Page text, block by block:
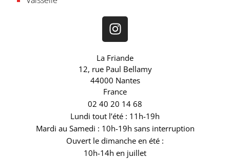
La Friande
12, rue Paul Bellamy
44000 Nantes
France
02 40 20 14 68
Lundi tout l’été : 11h-19h
Mardi au Samedi : 10h-19h sans interruption
Ouvert le dimanche en été :
10h-14h en juillet